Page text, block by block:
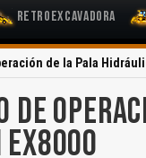
Retroexcavadora
de la Pala
DE
EX8000